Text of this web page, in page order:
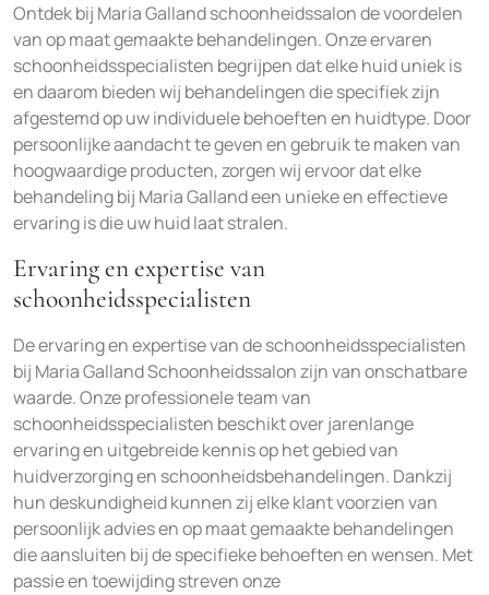
Ontdek bij Maria Galland schoonheidssalon de voordelen
van op maat gemaakte behandelingen. Onze ervaren
schoonheidsspecialisten begrijpen dat elke huid uniek is
en daarom bieden wij behandelingen die specifiek zijn
afgestemd op uw individuele behoeften en huidtype. Door
persoonlijke aandacht te geven en gebruik te maken van
hoogwaardige producten, zorgen wij ervoor dat elke
behandeling bij Maria Galland een unieke en effectieve
ervaring is die uw huid laat stralen.
Ervaring en expertise van
schoonheidsspecialisten
De ervaring en expertise van de schoonheidsspecialisten
bij Maria Galland Schoonheidssalon zijn van onschatbare
waarde. Onze professionele team van
schoonheidsspecialisten beschikt over jarenlange
ervaring en uitgebreide kennis op het gebied van
huidverzorging en schoonheidsbehandelingen. Dankzij
hun deskundigheid kunnen zij elke klant voorzien van
persoonlijk advies en op maat gemaakte behandelingen
die aansluiten bij de specifieke behoeften en wensen. Met
passie en toewijding streven onze